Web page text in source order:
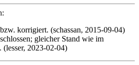
korrigiert. (schassan, 2015-09-04)
gleicher Stand wie im
(lesser, 2023-02-04)